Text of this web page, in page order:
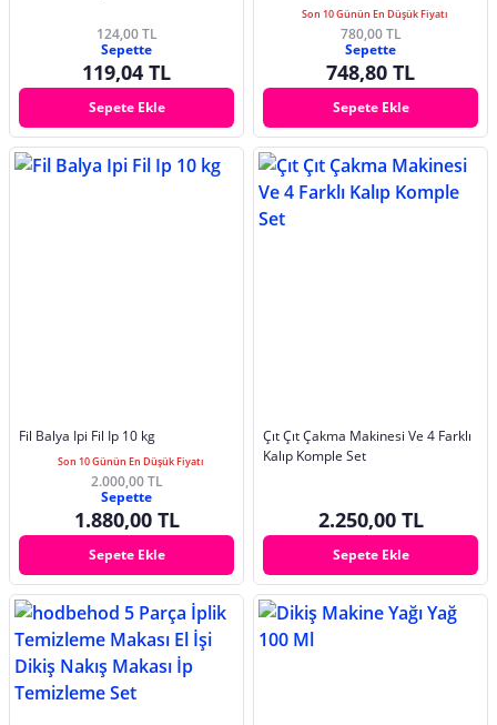
124,00 TL
Sepette
119,04 TL
Sepete Ekle
Son 10 Günün En Düşük Fiyatı
780,00 TL
Sepette
748,80 TL
Sepete Ekle
Fil Balya Ipi Fil Ip 10 kg
Son 10 Günün En Düşük Fiyatı
2.000,00 TL
Sepette
1.880,00 TL
Sepete Ekle
Çıt Çıt Çakma Makinesi Ve 4 Farklı
Kalıp Komple Set
2.250,00 TL
Sepete Ekle